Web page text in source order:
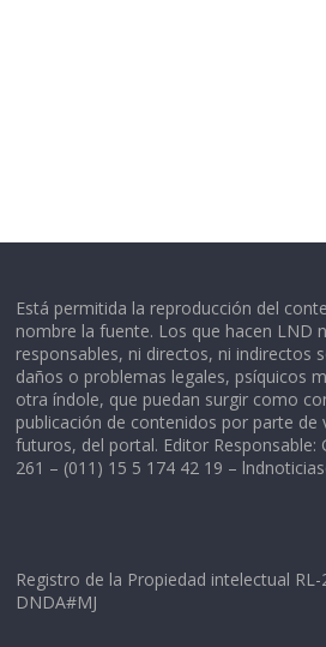
Está permitida la reproducción del
nombre la fuente. Los que hacen LND
responsables, ni directos, ni indirectos
daños o problemas legales, psíquicos
otra índole, que puedan surgir como
publicación de contenidos por parte de
futuros, del portal. Editor Responsable:
261 – (011) 15 5 174 42 19 –
Registro de la Propiedad intelectual
DNDA#MJ